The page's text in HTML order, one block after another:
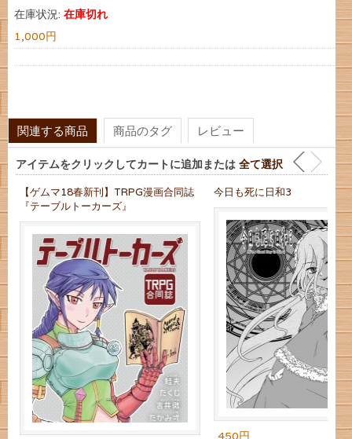
在庫状況:在庫切れ
1,000円
関連する商品 商品のタグ レビュー
アイテムをクリックしてカートに追加または 全て選択
【ゲムマ18春新刊】TRPG漫画合同誌
『テーブルトーカーズ』
今日も死に日和3
450円